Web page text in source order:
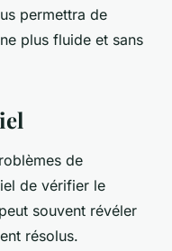
permettra de
plus fluide et sans
de
de vérifier le
souvent révéler
résolus.